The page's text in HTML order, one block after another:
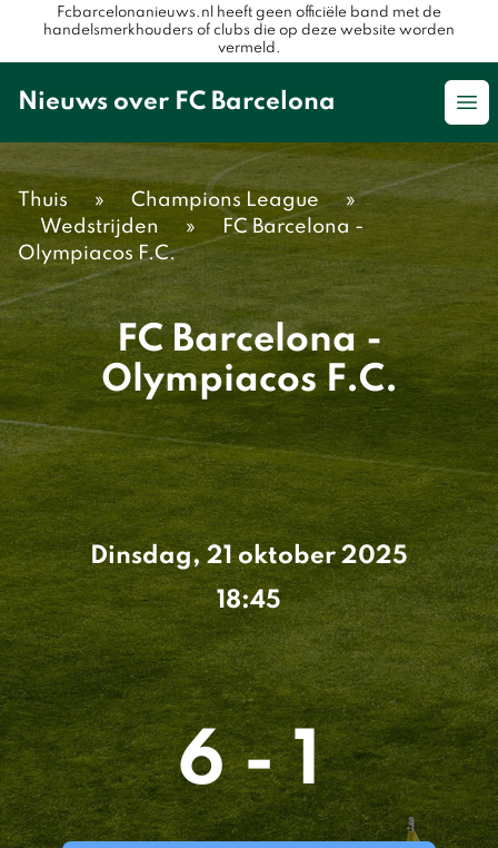
Fcbarcelonanieuws.nl heeft geen officiële band met de
handelsmerkhouders of clubs die op deze website worden
vermeld.
Nieuws over FC Barcelona
Thuis » Champions League
»
Wedstrijden
»
FC Barcelona -
Olympiacos F.C.
FC Barcelona -
Olympiacos F.C.
Dinsdag, 21 oktober 2025
18:45
6 - 1